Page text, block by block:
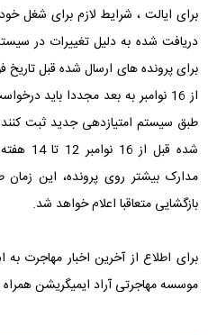
برای ایالت ، شرایط لازم برای شغل خود
برای پرونده های ارسال شده قبل
طبق سیستم امتیازدهی جدید ثبت
شده
مدارک بیشتر روی پرونده، این زمان
بازگشایی متعاقبا اعلام خواهد شد.
برای اطلاع از آخرین اخبار مهاجرت به
موسسه مهاجرتی آراد ایمیگریشن همراه